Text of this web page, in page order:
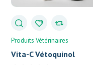
Produits Vétérinaires
Vita-C Vétoquinol